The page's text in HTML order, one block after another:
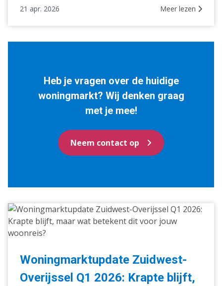
21 apr. 2026 Meer lezen
Heb je vragen over de huidige
woningmarkt? Wij denken graag
met je mee!
Neem contact op
Woningmarktupdate
Zuidwest-
Overijssel
2026:
blijft,
Woningmarktupdate Zuidwest-
Overijssel Q1 2026: Krapte blijft,